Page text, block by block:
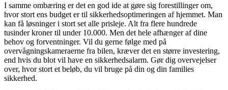
I samme ombæring er det en god ide at gøre sig forestillinger om,
hvor stort ens budget er til sikkerhedsoptimeringen af hjemmet. Man
kan få løsninger i stort set alle prisleje. Alt fra flere hundrede
tusinder kroner til under 10.000. Men det hele afhænger af dine
behov og forventninger. Vil du gerne følge med på
overvågningskameraerne fra bilen, kræver det en større investering,
end hvis du blot vil have en sikkerhedsalarm. Gør dig overvejelser
over, hvor stort et beløb, du vil bruge på din og din families
sikkerhed.